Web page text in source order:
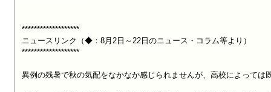
*******************
ニュースリンク（◆：8月2日～22日のニュース・コラム等より）
*******************
異例の残暑で秋の気配をなかなか感じられませんが、高校によって